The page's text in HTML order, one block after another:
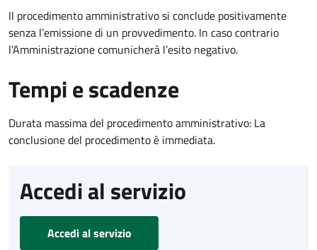
Il procedimento amministrativo si conclude positivamente
senza l’emissione di un provvedimento. In caso contrario
l’Amministrazione comunicherà l’esito negativo.
Tempi e scadenze
Durata massima del procedimento amministrativo: La
conclusione del procedimento è immediata.
Accedi al servizio
Accedi al servizio